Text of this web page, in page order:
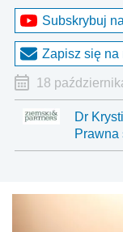
Subskrybuj
Zapisz się na
18
Dr
Prawna